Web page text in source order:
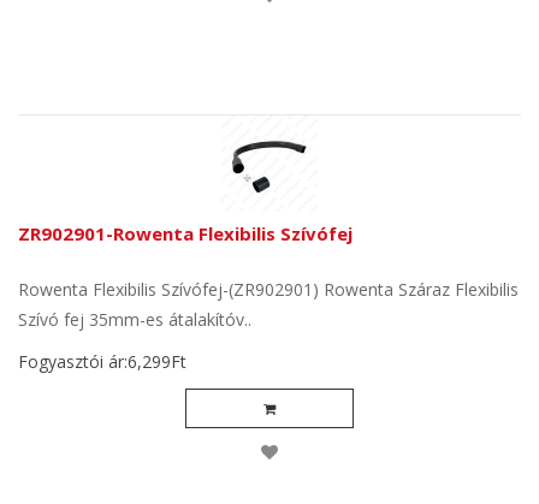
ZR902901-Rowenta Flexibilis Szívófej
Rowenta Flexibilis Szívófej-(ZR902901) Rowenta Száraz Flexibilis
Szívó fej 35mm-es átalakítóv..
Fogyasztói ár:6,299Ft